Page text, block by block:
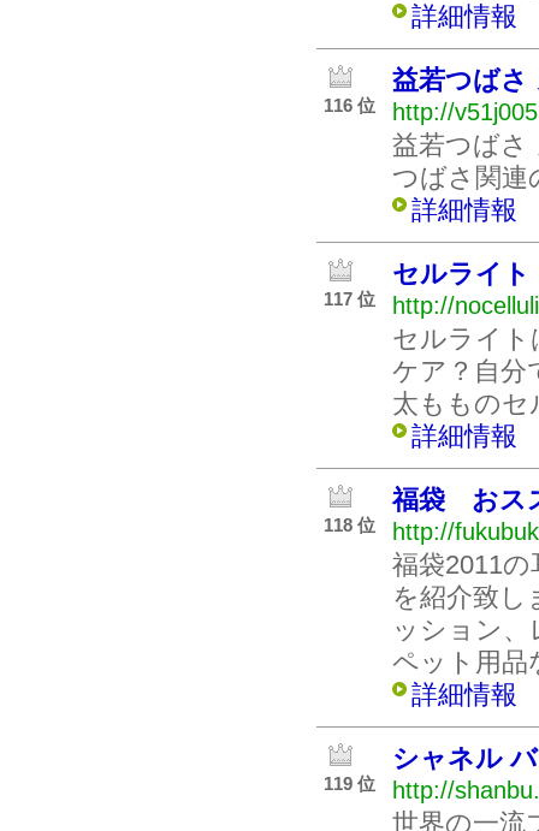
詳細情報
116 位
益若つばさ
http://
益若つばさ
つばさ関連
詳細情報
117 位
セルライト
http://
セルライ
ケア？自分
太もものセ
詳細情報
118 位
福袋 おス
http://
福袋2011
を紹介致し
ッション
ペット用品
詳細情報
119 位
シャネル
http://
世界の一流